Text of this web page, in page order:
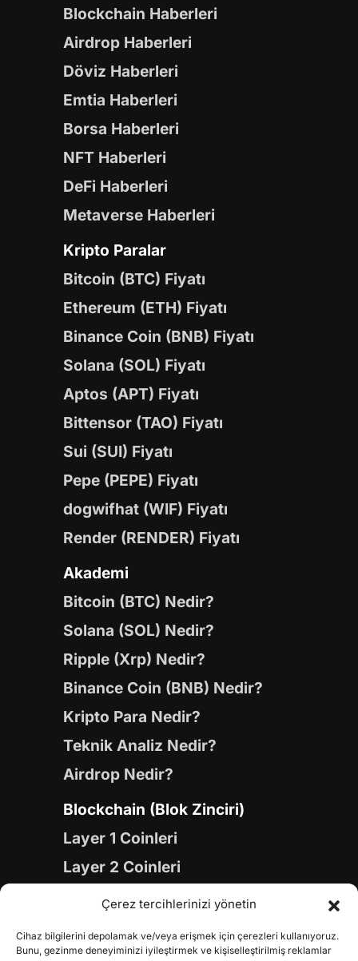
Çerez tercihlerinizi yönetin
Cihaz bilgilerini depolamak ve/veya erişmek için çerezleri kullanıyoruz.
Bunu, gezinme deneyiminizi iyileştirmek ve kişiselleştirilmiş reklamlar
Blockchain Haberleri
Airdrop Haberleri
Döviz Haberleri
Emtia Haberleri
Borsa Haberleri
NFT Haberleri
DeFi Haberleri
Metaverse Haberleri
Kripto Paralar
Bitcoin (BTC) Fiyatı
Ethereum (ETH) Fiyatı
Binance Coin (BNB) Fiyatı
Solana (SOL) Fiyatı
Aptos (APT) Fiyatı
Bittensor (TAO) Fiyatı
Sui (SUI) Fiyatı
Pepe (PEPE) Fiyatı
dogwifhat (WIF) Fiyatı
Render (RENDER) Fiyatı
Akademi
Bitcoin (BTC) Nedir?
Solana (SOL) Nedir?
Ripple (Xrp) Nedir?
Binance Coin (BNB) Nedir?
Kripto Para Nedir?
Teknik Analiz Nedir?
Airdrop Nedir?
Blockchain (Blok Zinciri)
Layer 1 Coinleri
Layer 2 Coinleri
Yapay Zeka (AI) Coinleri
Gaming Coinleri